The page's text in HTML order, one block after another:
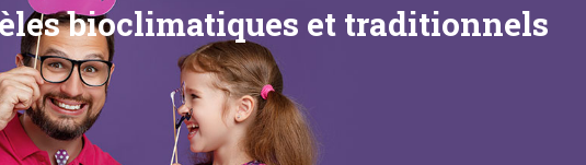
bioclimatiques et traditionnels